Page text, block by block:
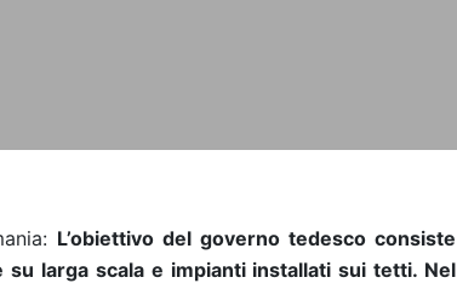
L’obiettivo del governo tedesco consiste
larga scala e impianti installati sui tetti. Nel